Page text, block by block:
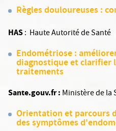
Règles douloureuses :
HAS: Haute Autorité de Santé
Endométriose :
diagnostique et clarifier
traitements
Sante.gouv.fr : Ministère de la
Orientation et parcours
des symptômes